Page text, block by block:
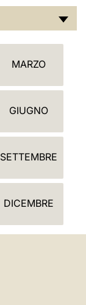
MARZO
GIUGNO
SETTEMBRE
DICEMBRE